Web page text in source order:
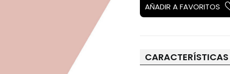
AÑADIR A FAVORITOS